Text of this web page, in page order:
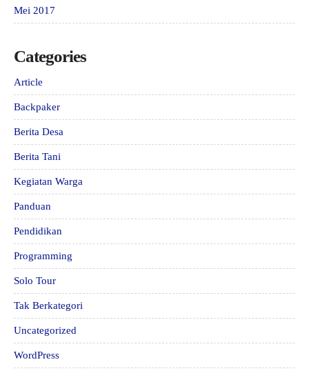
Mei 2017
Categories
Article
Backpaker
Berita Desa
Berita Tani
Kegiatan Warga
Panduan
Pendidikan
Programming
Solo Tour
Tak Berkategori
Uncategorized
WordPress